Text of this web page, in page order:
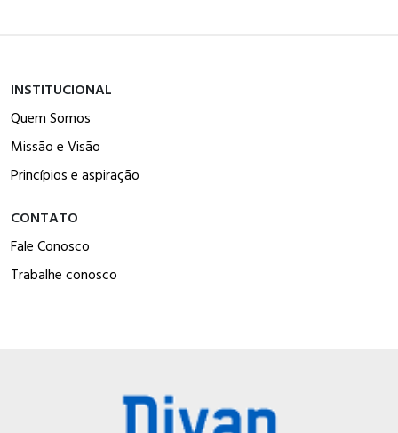
INSTITUCIONAL
Quem Somos
Missão e Visão
Princípios e aspiração
CONTATO
Fale Conosco
Trabalhe conosco